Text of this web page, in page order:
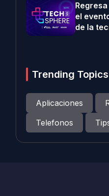
Regresa
el
de la
Trending Topics
Aplicaciones
Telefonos